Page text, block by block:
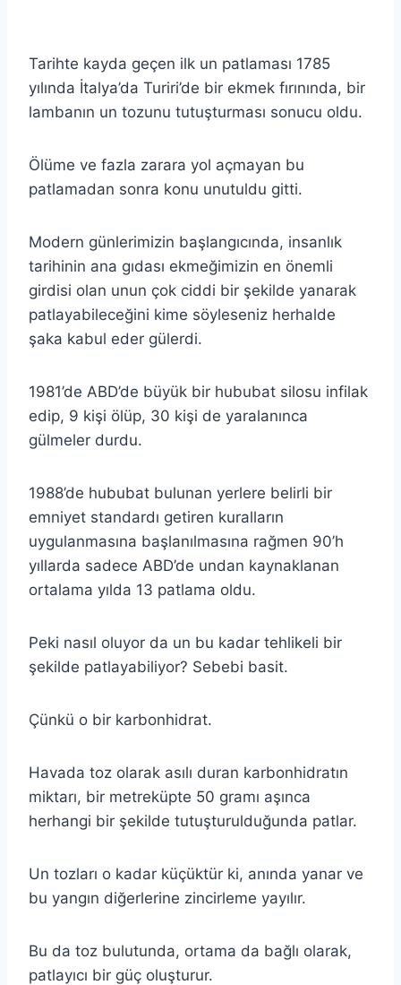
Tarihte kayda geçen ilk un patlaması 1785
yılında İtalya’da Turiri’de bir ekmek fırınında, bir
lambanın un tozunu tutuşturması sonucu oldu.
Ölüme ve fazla zarara yol açmayan bu
patlamadan sonra konu unutuldu gitti.
Modern günlerimizin başlangıcında, insanlık
tarihinin ana gıdası ekmeğimizin en önemli
girdisi olan unun çok ciddi bir şekilde yanarak
patlayabileceğini kime söyleseniz herhalde
şaka kabul eder gülerdi.
1981’de ABD’de büyük bir hububat silosu infilak
edip, 9 kişi ölüp, 30 kişi de yaralanınca
gülmeler durdu.
1988’de hububat bulunan yerlere belirli bir
emniyet standardı getiren kuralların
uygulanmasına başlanılmasına rağmen 90’h
yıllarda sadece ABD’de undan kaynaklanan
ortalama yılda 13 patlama oldu.
Peki nasıl oluyor da un bu kadar tehlikeli bir
şekilde patlayabiliyor? Sebebi basit.
Çünkü o bir karbonhidrat.
Havada toz olarak asılı duran karbonhidratın
miktarı, bir metreküpte 50 gramı aşınca
herhangi bir şekilde tutuşturulduğunda patlar.
Un tozları o kadar küçüktür ki, anında yanar ve
bu yangın diğerlerine zincirleme yayılır.
Bu da toz bulutunda, ortama da bağlı olarak,
patlayıcı bir güç oluşturur.